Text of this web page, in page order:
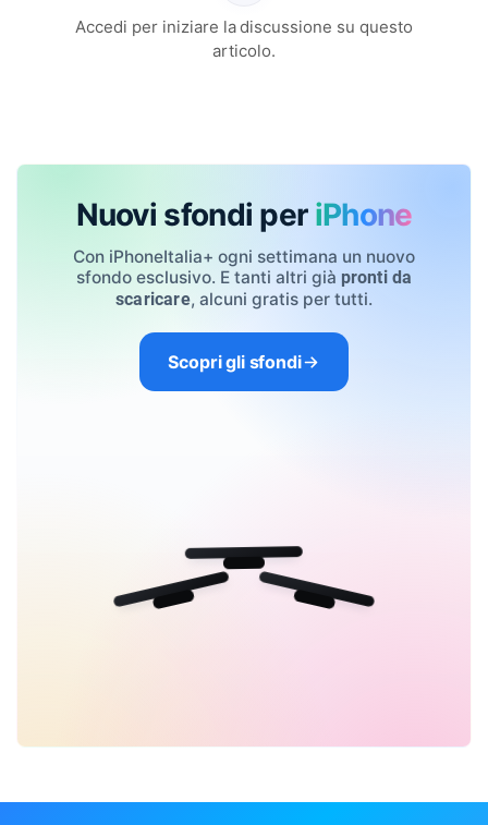
Accedi per iniziare la discussione su questo
articolo.
Nuovi sfondi per iPhone
Con iPhoneItalia+ ogni settimana un nuovo
sfondo esclusivo. E tanti altri già pronti da
scaricare, alcuni gratis per tutti.
Scopri gli sfondi